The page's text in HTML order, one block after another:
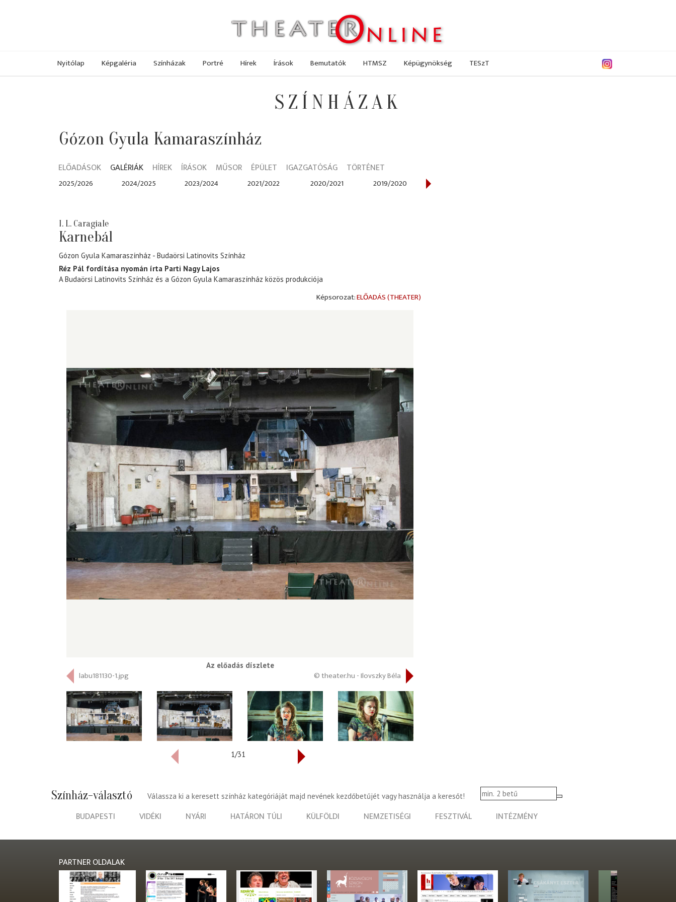
Nyitólap Képgaléria Színházak Portré Hírek Írások Bemutatók HTMSZ Képügynökség TESzT
SZÍNHÁZAK
Gózon Gyula Kamaraszínház
ELŐADÁSOK GALÉRIÁK HÍREK ÍRÁSOK MŰSOR ÉPÜLET IGAZGATÓSÁG TÖRTÉNET
2025/2026 2024/2025 2023/2024 2021/2022 2020/2021 2019/2020
I. L. Caragiale
Karnebál
Gózon Gyula Kamaraszínház
Budaörsi Latinovits Színház
Réz Pál fordítása nyomán írta Parti Nagy Lajos
A Budaörsi Latinovits Színház és a Gózon Gyula Kamaraszínház közös produkciója
ELŐADÁS (THEATER)
Az előadás díszlete
© theater.hu - Ilovszky Béla
labu181130-1.jpg
1/31
Színház-választó Válassza ki a keresett színház kategóriáját majd nevének kezdőbetűjét vagy használja a keresőt!
BUDAPESTI VIDÉKI NYÁRI HATÁRON TÚLI KÜLFÖLDI NEMZETISÉGI FESZTIVÁL INTÉZMÉNY
PARTNER OLDALAK